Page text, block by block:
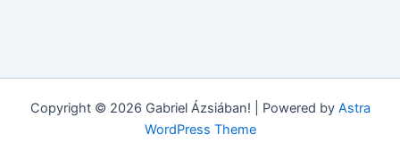
Copyright © 2026 Gabriel Ázsiában! | Powered by Astra
WordPress Theme